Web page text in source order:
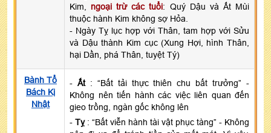
Kim, ngoại trừ các tuổi: Quý Dậu và Ất Mùi
thuộc hành Kim không sợ Hỏa.
- Ngày Tỵ lục hợp với Thân, tam hợp với Sửu
và Dậu thành Kim cục (Xung Hợi, hình Thân,
hại Dần, phá Thân, tuyệt Tý)
Bành Tổ
Bách Kị
Nhật
- Ất: “Bất tải thực thiên chu bất trưởng” -
Không nên tiến hành các việc liên quan đến
gieo trồng, ngàn gốc không lên
- Tỵ: “Bất viễn hành tài vật phục tàng” - Không